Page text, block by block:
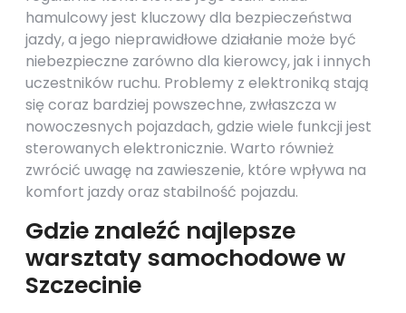
hamulcowy jest kluczowy dla bezpieczeństwa
jazdy, a jego nieprawidłowe działanie może być
niebezpieczne zarówno dla kierowcy, jak i innych
uczestników ruchu. Problemy z elektroniką stają
się coraz bardziej powszechne, zwłaszcza w
nowoczesnych pojazdach, gdzie wiele funkcji jest
sterowanych elektronicznie. Warto również
zwrócić uwagę na zawieszenie, które wpływa na
komfort jazdy oraz stabilność pojazdu.
Gdzie znaleźć najlepsze
warsztaty samochodowe w
Szczecinie